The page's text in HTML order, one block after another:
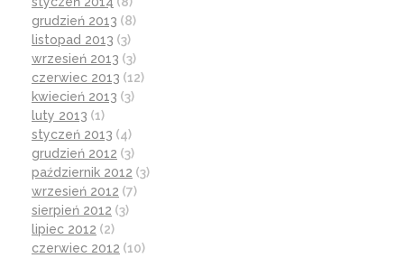
grudzień 2013 (8)
listopad 2013 (3)
wrzesień 2013 (3)
czerwiec 2013 (12)
kwiecień 2013 (3)
luty 2013 (1)
styczeń 2013 (4)
grudzień 2012 (3)
październik 2012 (3)
wrzesień 2012 (7)
sierpień 2012 (3)
lipiec 2012 (2)
czerwiec 2012 (10)